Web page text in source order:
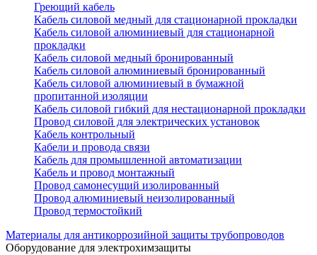
Греющий кабель
Кабель силовой медный для стационарной прокладки
Кабель силовой алюминиевый для стационарной
прокладки
Кабель силовой медный бронированный
Кабель силовой алюминиевый бронированный
Кабель силовой алюминиевый в бумажной
пропитанной изоляции
Кабель силовой гибкий для нестационарной прокладки
Провод силовой для электрических установок
Кабель контрольный
Кабели и провода связи
Кабель для промышленной автоматизации
Кабель и провод монтажный
Провод самонесущий изолированный
Провод алюминиевый неизолированный
Провод термостойкий
Материалы для антикоррозийной защиты трубопроводов
Оборудование для электрохимзащиты